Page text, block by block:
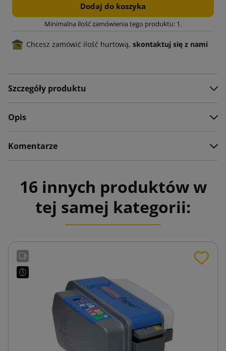
Dodaj do koszyka
Minimalna ilość zamówienia tego produktu: 1.
Chcesz zamówić ilość hurtową, skontaktuj się z nami
Szczegóły produktu
Opis
Komentarze
16 innych produktów w
tej samej kategorii: